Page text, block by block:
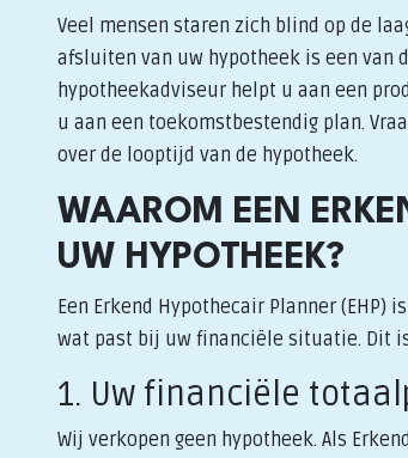
Veel mensen staren zich blind op de
afsluiten van uw hypotheek is een van
hypotheekadviseur helpt u aan een
u aan een toekomstbestendig plan.
over de looptijd van de hypotheek.
WAAROM EEN
UW HYPOTHEEK?
Een Erkend Hypothecair Planner
wat past bij uw financiële situatie. Dit
1. Uw financiële
Wij verkopen geen hypotheek. Als